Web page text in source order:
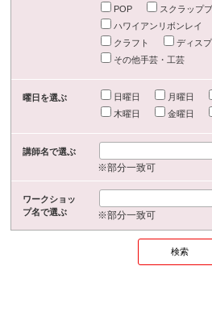
POP
スクラップ
ハワイアンリボンレイ
クラフト
ディス
その他手芸・工芸
曜日を選ぶ 日曜日 月曜日
木曜日
金曜日
講師名で選ぶ
※部分一致可
ワークショッ
プ名で選ぶ
※部分一致可